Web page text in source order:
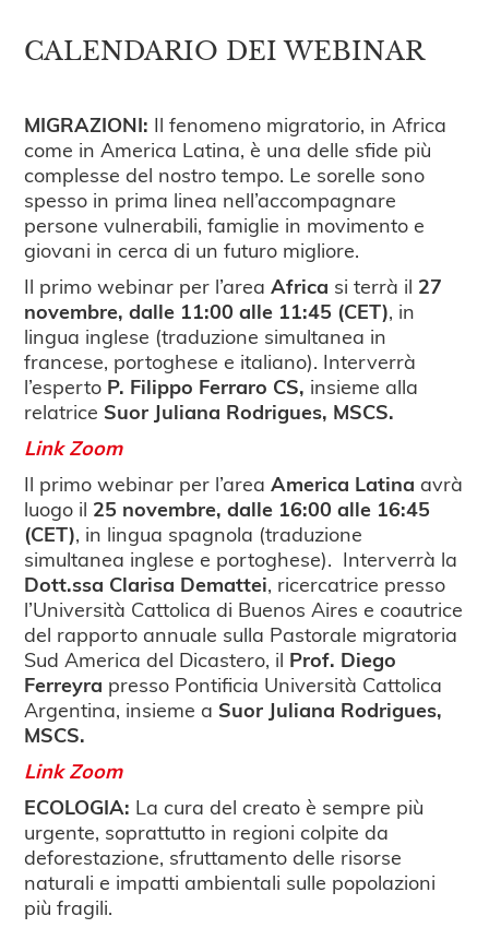
CALENDARIO DEI WEBINAR
MIGRAZIONI: Il fenomeno migratorio, in Africa
come in America Latina, è una delle sfide più
complesse del nostro tempo. Le sorelle sono
spesso in prima linea nell’accompagnare
persone vulnerabili, famiglie in movimento e
giovani in cerca di un futuro migliore.
Il primo webinar per l’area Africa si terrà il 27
novembre, dalle 11:00 alle 11:45 (CET), in
lingua inglese (traduzione simultanea in
francese, portoghese e italiano). Interverrà
l’esperto P. Filippo Ferraro CS, insieme alla
relatrice Suor Juliana Rodrigues, MSCS.
Link Zoom
Il primo webinar per l’areaAmerica Latinaavrà
luogo il 25 novembre, dalle 16:00 alle 16:45
(CET), in lingua spagnola (traduzione
simultanea inglese e portoghese). Interverrà la
Dott.ssa Clarisa Demattei, ricercatrice presso
l’Università Cattolica di Buenos Aires e coautrice
del rapporto annuale sulla Pastorale migratoria
Sud America del Dicastero, il Prof. Diego
Ferreyra presso Pontificia Università Cattolica
Argentina, insieme a Suor Juliana Rodrigues,
MSCS.
Link Zoom
ECOLOGIA: La cura del creato è sempre più
urgente, soprattutto in regioni colpite da
deforestazione, sfruttamento delle risorse
naturali e impatti ambientali sulle popolazioni
più fragili.